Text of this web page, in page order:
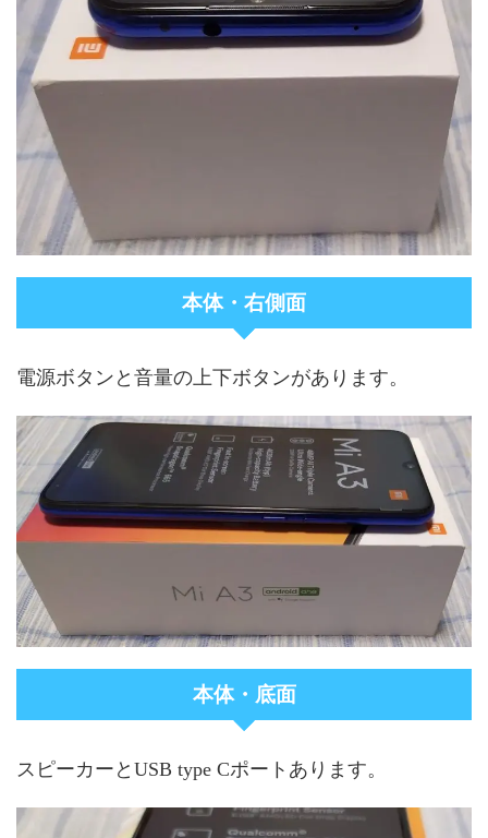
本体・右側面
電源ボタンと音量の上下ボタンがあります。
本体・底面
スピーカーとUSB type Cポートあります。